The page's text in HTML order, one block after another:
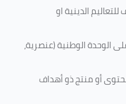
الدينية او
الوحدة الوطنية (عنصرية،
أو منتج ذو أهداف